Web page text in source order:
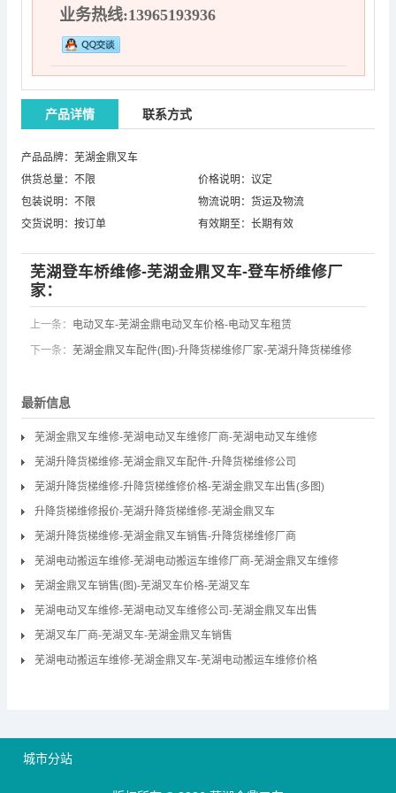
业务热线:13965193936
产品详情 联系方式
产品品牌：芜湖金鼎叉车
供货总量：不限
价格说明：议定
包装说明：不限
物流说明：货运及物流
交货说明：按订单
有效期至：长期有效
芜湖登车桥维修-芜湖金鼎叉车-登车桥维修厂
家：
上一条： 电动叉车-芜湖金鼎电动叉车价格-电动叉车租赁
下一条： 芜湖金鼎叉车配件(图)-升降货梯维修厂家-芜湖升降货梯维修
最新信息
芜湖金鼎叉车维修-芜湖电动叉车维修厂商-芜湖电动叉车维修
芜湖升降货梯维修-芜湖金鼎叉车配件-升降货梯维修公司
芜湖升降货梯维修-升降货梯维修价格-芜湖金鼎叉车出售(多图)
升降货梯维修报价-芜湖升降货梯维修-芜湖金鼎叉车
芜湖升降货梯维修-芜湖金鼎叉车销售-升降货梯维修厂商
芜湖电动搬运车维修-芜湖电动搬运车维修厂商-芜湖金鼎叉车维修
芜湖金鼎叉车销售(图)-芜湖叉车价格-芜湖叉车
芜湖电动叉车维修-芜湖电动叉车维修公司-芜湖金鼎叉车出售
芜湖叉车厂商-芜湖叉车-芜湖金鼎叉车销售
芜湖电动搬运车维修-芜湖金鼎叉车-芜湖电动搬运车维修价格
城市分站